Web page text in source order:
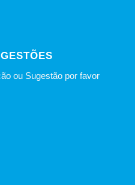
ou Sugestão por favor